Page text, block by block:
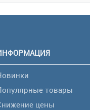
товары
цены